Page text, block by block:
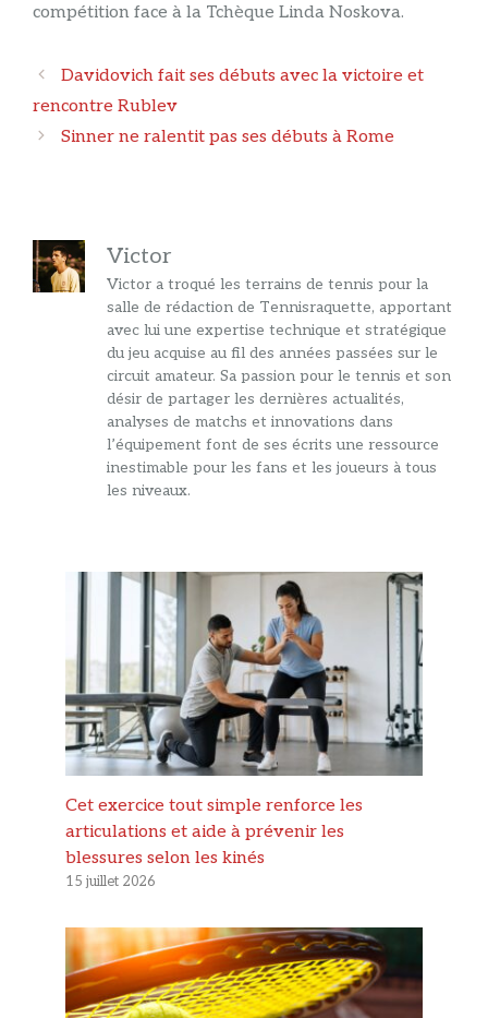
compétition face à la Tchèque Linda Noskova.
Navigation
des
articles
Davidovich fait ses débuts avec la victoire et
rencontre Rublev
Sinner ne ralentit pas ses débuts à Rome
Victor
Victor a troqué les terrains de tennis pour la
salle de rédaction de Tennisraquette, apportant
avec lui une expertise technique et stratégique
du jeu acquise au fil des années passées sur le
circuit amateur. Sa passion pour le tennis et son
désir de partager les dernières actualités,
analyses de matchs et innovations dans
l’équipement font de ses écrits une ressource
inestimable pour les fans et les joueurs à tous
les niveaux.
Cet exercice tout simple renforce les
articulations et aide à prévenir les
blessures selon les kinés
15 juillet 2026